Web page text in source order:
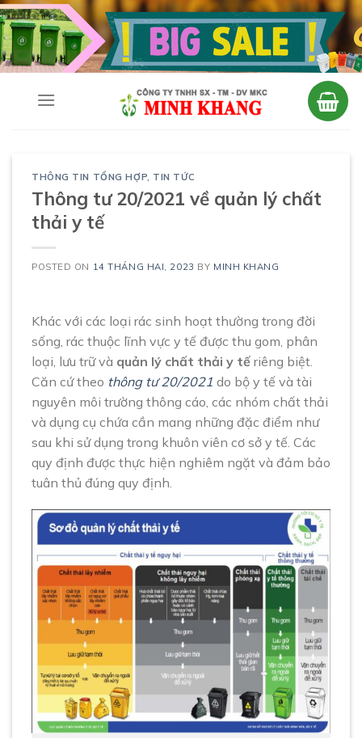
Skip
to
content
THÔNG TIN TỔNG HỢP, TIN TỨC
Thông tư 20/2021 về quản lý chất
thải y tế
POSTED ON 14 THÁNG HAI, 2023 BY MINH KHANG
Khác với các loại rác sinh hoạt thường trong đời
sống, rác thuộc lĩnh vực y tế được thu gom, phân
loại, lưu trữ và quản lý chất thải y tế riêng biệt.
Căn cứ theo thông tư 20/2021 do bộ y tế và tài
nguyên môi trường thông cáo, các nhóm chất thải
và dụng cụ chứa cần mang những đặc điểm như
sau khi sử dụng trong khuôn viên cơ sở y tế. Các
quy định được thực hiện nghiêm ngặt và đảm bảo
tuân thủ đúng quy định.